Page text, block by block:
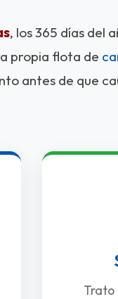
, los 365 días del
propia flota de
antes de que
Trato